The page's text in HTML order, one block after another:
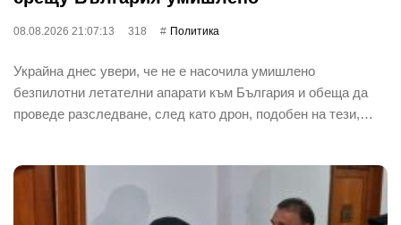
08.08.2026 21:07:13 318 Политика
Украйна днес увери, че не е насочила умишлено
безпилотни летателни апарати към България и обеща да
проведе разследване, след като дрон, подобен на тези,…